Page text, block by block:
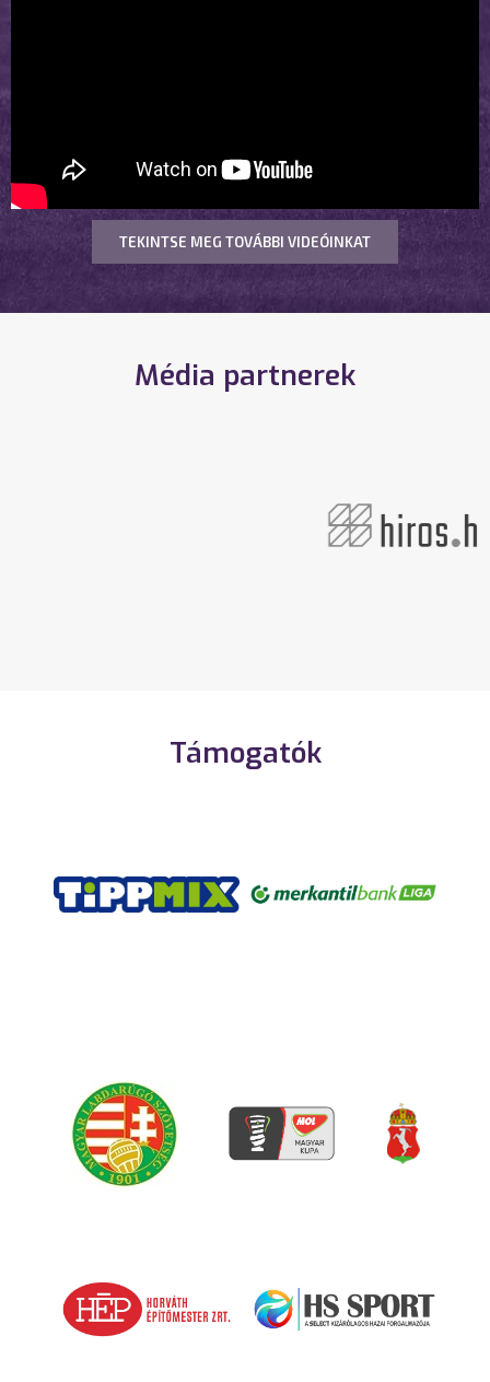
TEKINTSE MEG TOVÁBBI VIDEÓINKAT
Média partnerek
Támogatók